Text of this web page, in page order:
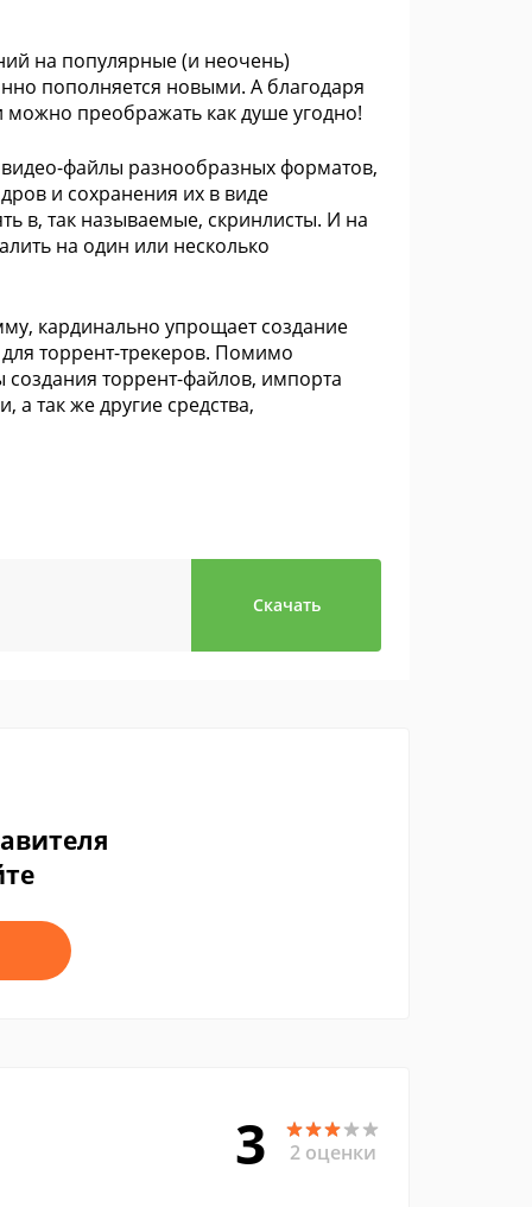
на популярные (и неочень)
пополняется новыми. А благодаря
преображать как душе угодно!
файлы разнообразных форматов,
и сохранения их в виде
в, так называемые, скринлисты. И на
на один или несколько
кардинально упрощает создание
торрент-трекеров. Помимо
торрент-файлов, импорта
так же другие средства,
Скачать
3 2 оценки